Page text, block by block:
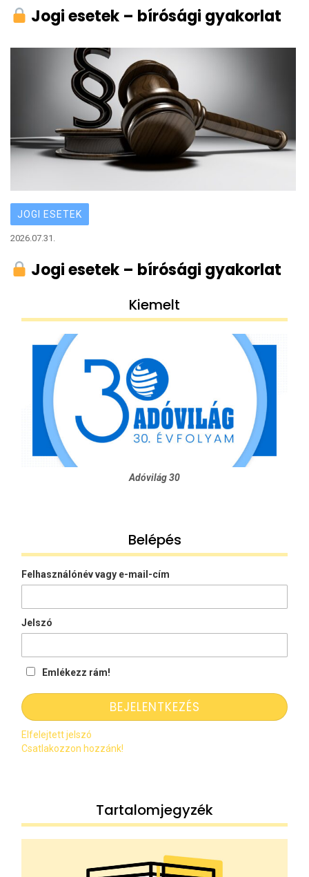
Jogi esetek – bírósági gyakorlat
JOGI ESETEK
2026.07.31.
Jogi esetek – bírósági gyakorlat
Kiemelt
Adóvilág 30
Belépés
Felhasználónév vagy e-mail-cím
Jelszó
Emlékezz rám!
Elfelejtett jelszó
Csatlakozzon hozzánk!
Tartalomjegyzék